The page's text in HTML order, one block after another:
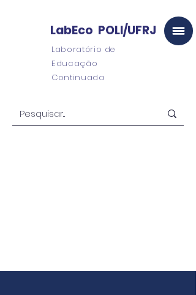
LabEco POLI/UFRJ
Laboratório de
Educação
Continuada